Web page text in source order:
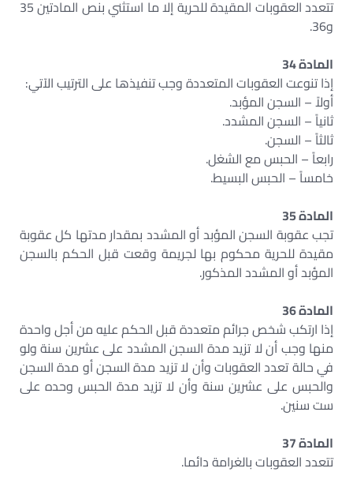
تتعدد العقوبات المقيدة للحرية إلا ما استثني بنص المادتين 35
و36.
المادة 34
إذا تنوعت العقوبات المتعددة وجب تنفيذها على الترتيب الآتي:
أولاً – السجن المؤبد.
ثانياً – السجن المشدد.
ثالثاً – السجن.
رابعاً – الحبس مع الشغل.
خامساً – الحبس البسيط.
المادة 35
تجب عقوبة السجن المؤبد أو المشدد بمقدار مدتها كل عقوبة
مقيدة للحرية محكوم بها لجريمة وقعت قبل الحكم بالسجن
المؤبد أو المشدد المذكور.
المادة 36
إذا ارتكب شخص جرائم متعددة قبل الحكم عليه من أجل واحدة
منها وجب أن لا تزيد مدة السجن المشدد على عشرين سنة ولو
في حالة تعدد العقوبات وأن لا تزيد مدة السجن أو مدة السجن
والحبس على عشرين سنة وأن لا تزيد مدة الحبس وحده على
ست سنين.
المادة 37
تتعدد العقوبات بالغرامة دائما.